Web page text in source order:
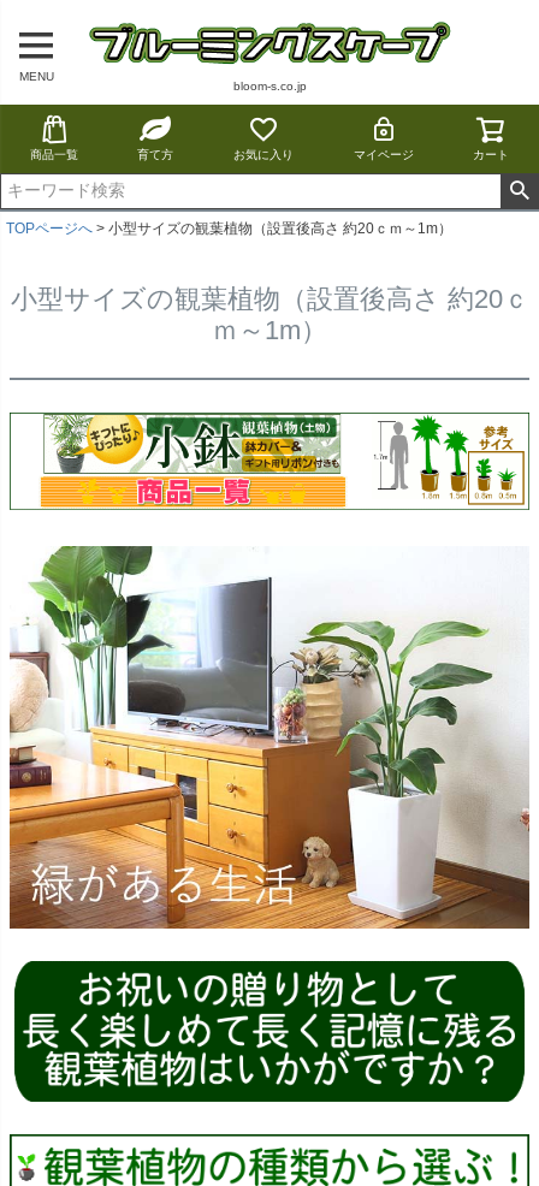
MENU
bloom-s.co.jp
商品一覧 育て方 お気に入り マイページ カート
TOPページへ 小型サイズの観葉植物（設置後高さ 約20ｃｍ～1m）
小型サイズの観葉植物（設置後高さ 約20ｃ
ｍ～1m）